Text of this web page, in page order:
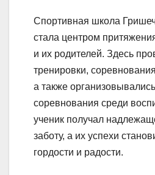
Спортивная школа
стала центром
и их родителей. Здесь
тренировки,
а также
соревнования среди
ученик получал
заботу, а их успехи
гордости и радости.